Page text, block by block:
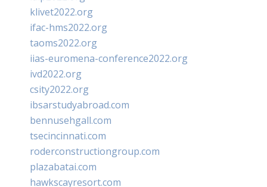
klivet2022.org
ifac-hms2022.org
taoms2022.org
iias-euromena-conference2022.org
ivd2022.org
csity2022.org
ibsarstudyabroad.com
bennusehgall.com
tsecincinnati.com
roderconstructiongroup.com
plazabatai.com
hawkscayresort.com